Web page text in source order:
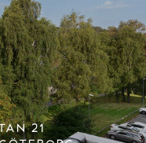
21